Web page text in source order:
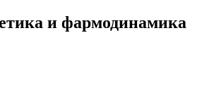
и фармодинамика